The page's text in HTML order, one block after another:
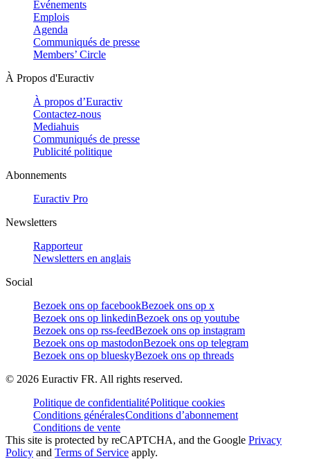
Evénements
Emplois
Agenda
Communiqués de presse
Members’ Circle
À Propos d'Euractiv
À propos d’Euractiv
Contactez-nous
Mediahuis
Communiqués de presse
Publicité politique
Abonnements
Euractiv Pro
Newsletters
Rapporteur
Newsletters en anglais
Social
Bezoek ons op facebookBezoek ons op x
Bezoek ons op linkedinBezoek ons op youtube
Bezoek ons op rss-feedBezoek ons op instagram
Bezoek ons op mastodonBezoek ons op telegram
Bezoek ons op blueskyBezoek ons op threads
© 2026 Euractiv FR. All rights reserved.
Politique de confidentialitéPolitique cookies
Conditions généralesConditions d’abonnement
Conditions de vente
This site is protected by reCAPTCHA, and the Google Privacy
Policy and Terms of Service apply.